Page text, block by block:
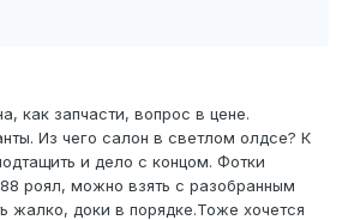
как запчасти, вопрос в цене.
Из чего салон в светлом олдсе? К
и дело с концом. Фотки
роял, можно взять с разобранным
жалко, доки в порядке.Тоже хочется